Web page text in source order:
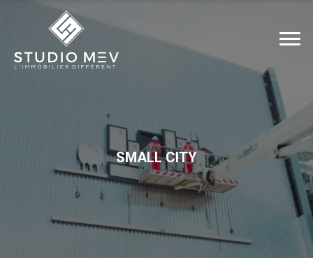
SMALL CITY